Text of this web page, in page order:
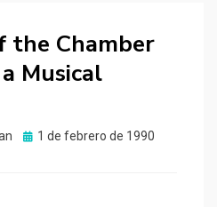
the Chamber
Musical
Publicado
1 de febrero de 1990